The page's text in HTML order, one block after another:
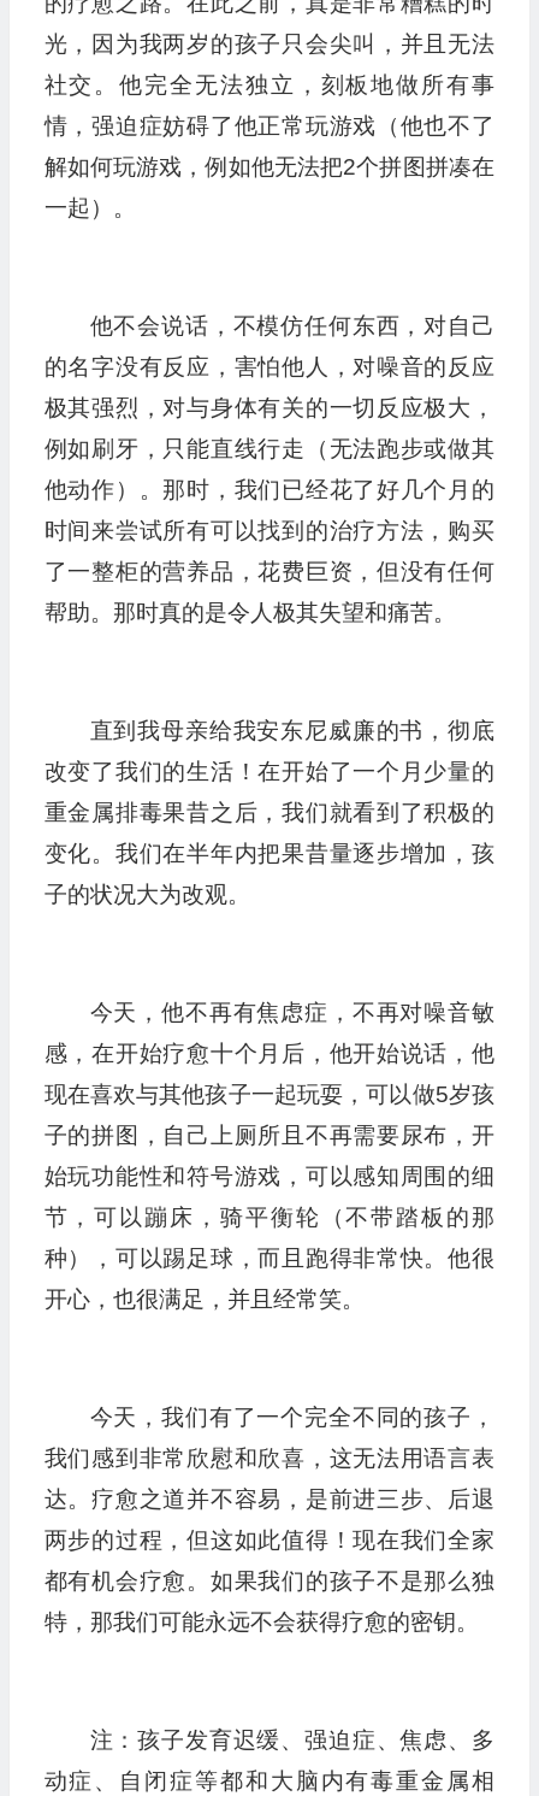
光，因为我两岁的孩子只会尖叫，并且无法
社交。他完全无法独立，刻板地做所有事
情，强迫症妨碍了他正常玩游戏（他也不了
解如何玩游戏，例如他无法把2个拼图拼凑在
一起）。
他不会说话，不模仿任何东西，对自己
的名字没有反应，害怕他人，对噪音的反应
极其强烈，对与身体有关的一切反应极大，
例如刷牙，只能直线行走（无法跑步或做其
他动作）。那时，我们已经花了好几个月的
时间来尝试所有可以找到的治疗方法，购买
了一整柜的营养品，花费巨资，但没有任何
帮助。那时真的是令人极其失望和痛苦。
直到我母亲给我安东尼威廉的书，彻底
改变了我们的生活！在开始了一个月少量的
重金属排毒果昔之后，我们就看到了积极的
变化。我们在半年内把果昔量逐步增加，孩
子的状况大为改观。
今天，他不再有焦虑症，不再对噪音敏
感，在开始疗愈十个月后，他开始说话，他
现在喜欢与其他孩子一起玩耍，可以做5岁孩
子的拼图，自己上厕所且不再需要尿布，开
始玩功能性和符号游戏，可以感知周围的细
节，可以蹦床，骑平衡轮（不带踏板的那
种），可以踢足球，而且跑得非常快。他很
开心，也很满足，并且经常笑。
今天，我们有了一个完全不同的孩子，
我们感到非常欣慰和欣喜，这无法用语言表
达。疗愈之道并不容易，是前进三步、后退
两步的过程，但这如此值得！现在我们全家
都有机会疗愈。如果我们的孩子不是那么独
特，那我们可能永远不会获得疗愈的密钥。
注：孩子发育迟缓、强迫症、焦虑、多
动症、自闭症等都和大脑内有毒重金属相